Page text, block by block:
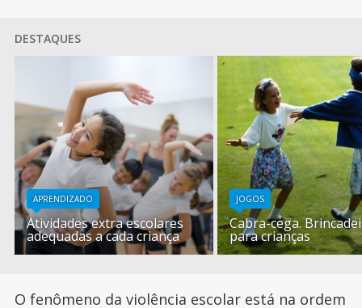
DESTAQUES
APRENDIZADO
Atividades extra escolares
adequadas a cada criança
JOGOS
Cabra-cega.
para crianças
O fenômeno da violência escolar está na ordem